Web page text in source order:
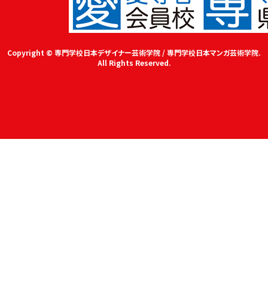
Copyright © 専門学校日本デザイナー芸術学院 / 専門学校日本マンガ芸術学院.
All Rights Reserved.